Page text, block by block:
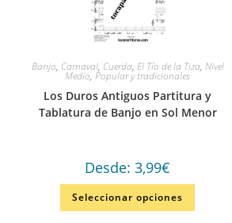
Banjo, Carnaval, Cuerda, El Tío de la Tiza, Nivel
Medio,Popular y tradicionales
Los Duros Antiguos Partitura y
Tablatura de Banjo en Sol Menor
Desde:3,99€
Seleccionar opciones